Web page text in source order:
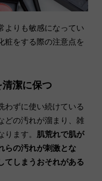
よりも敏感になってい
粧をする際の注意点を
潔に保つ
わずに使い続けている
どの汚れが溜まり、雑
ます。
肌荒れで肌が
らの汚れが刺激とな
てしまうおそれがある